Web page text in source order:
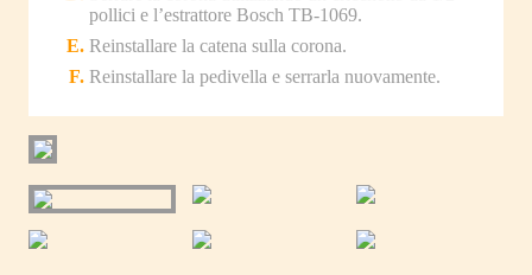
pollici e l’estrattore Bosch TB-1069.
Reinstallare la catena sulla corona.
Reinstallare la pedivella e serrarla nuovamente.